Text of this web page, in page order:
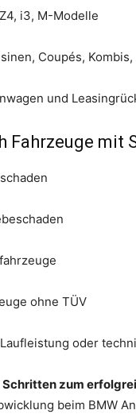
i3, M-Modelle
Coupés,
und
Fahrzeuge mit
ohne TÜV
oder
Schritten zum
beim BMW